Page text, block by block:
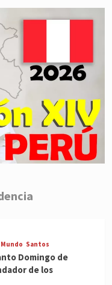
Mundo Santos
Domingo de
de los